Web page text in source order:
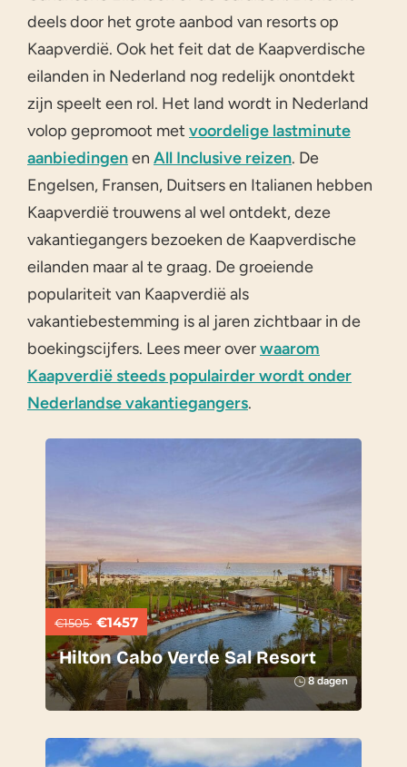
deels door het grote aanbod van resorts op
Kaapverdië. Ook het feit dat de Kaapverdische
eilanden in Nederland nog redelijk onontdekt
zijn speelt een rol. Het land wordt in Nederland
volop gepromoot met voordelige lastminute
aanbiedingenen All Inclusive reizen. De
Engelsen, Fransen, Duitsers en Italianen hebben
Kaapverdië trouwens al wel ontdekt, deze
vakantiegangers bezoeken de Kaapverdische
eilanden maar al te graag. De groeiende
populariteit van Kaapverdië als
vakantiebestemming is al jaren zichtbaar in de
boekingscijfers. Lees meer overwaarom
Kaapverdië steeds populairder wordt onder
Nederlandse vakantiegangers.
€1505 €1457
Hilton Cabo Verde Sal Resort
8 dagen